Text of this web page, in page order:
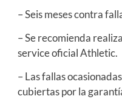
– Seis meses contra
– Se recomienda
service oficial Athletic.
– Las fallas
cubiertas por la